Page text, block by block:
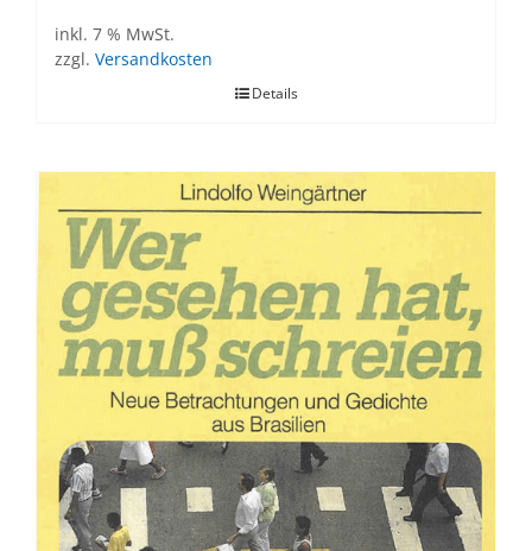
inkl. 7 % MwSt.
zzgl. Versandkosten
Details